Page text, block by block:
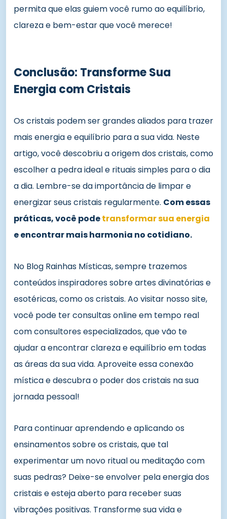
permita que elas guiem você rumo ao equilíbrio,
clareza e bem-estar que você merece!
Conclusão: Transforme Sua
Energia com Cristais
Os cristais podem ser grandes aliados para trazer
mais energia e equilíbrio para a sua vida. Neste
artigo, você descobriu a origem dos cristais, como
escolher a pedra ideal e rituais simples para o dia
a dia. Lembre-se da importância de limpar e
energizar seus cristais regularmente. Com essas
práticas, você podetransformar sua energia
e encontrar mais harmonia no cotidiano.
No Blog Rainhas Místicas, sempre trazemos
conteúdos inspiradores sobre artes divinatórias e
esotéricas, como os cristais. Ao visitar nosso site,
você pode ter consultas online em tempo real
com consultores especializados, que vão te
ajudar a encontrar clareza e equilíbrio em todas
as áreas da sua vida. Aproveite essa conexão
mística e descubra o poder dos cristais na sua
jornada pessoal!
Para continuar aprendendo e aplicando os
ensinamentos sobre os cristais, que tal
experimentar um novo ritual ou meditação com
suas pedras? Deixe-se envolver pela energia dos
cristais e esteja aberto para receber suas
vibrações positivas. Transforme sua vida e